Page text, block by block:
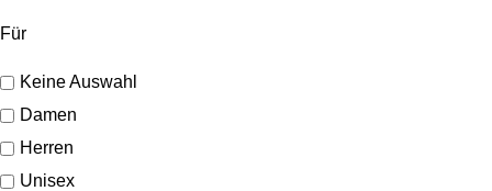
Für
Keine Auswahl
Damen
Herren
Unisex